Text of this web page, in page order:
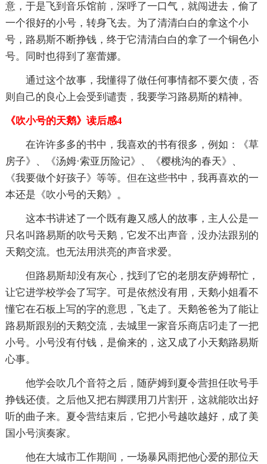
意，于是飞到音乐馆前，深呼了一口气，就闯进去，偷了
一个很好的小号，转身飞去。为了清清白白的拿这个小
号，路易斯不断挣钱，终于它清清白白的拿了一个铜色小
号。同时也得到了塞蕾娜。
通过这个故事，我懂得了做任何事情都不要欠债，否
则自己的良心上会受到谴责，我要学习路易斯的精神。
《吹小号的天鹅》读后感4
在许许多多的书中，我喜欢的书有很多，例如：《草
房子》、《汤姆·索亚历险记》、《樱桃沟的春天》、
《我要做个好孩子》等等。但在这些书中，我再喜欢的一
本还是《吹小号的天鹅》。
这本书讲述了一个既有趣又感人的故事，主人公是一
只名叫路易斯的吹号天鹅，它发不出声音，没办法跟别的
天鹅交流。也无法用洪亮的声音求爱。
但路易斯却没有灰心，找到了它的老朋友萨姆帮忙，
让它进学校学会了写字。可是依然没有用，天鹅小姐看不
懂它在石板上写的字的意思，飞走了。天鹅爸爸为了能让
路易斯跟别的天鹅交流，去城里一家音乐商店叼走了一把
小号。小号没有付钱，是偷来的，这又成了小天鹅路易斯
心事。
他学会吹几个音符之后，随萨姆到夏令营担任吹号手
挣钱还债。之后他又把右脚蹼用刀片割开，这就能吹出好
听的曲子来。夏令营结束后，它把小号越吹越好，成了美
国小号演奏家。
他在大城市工作期间，一场暴风雨把他心爱的那位天